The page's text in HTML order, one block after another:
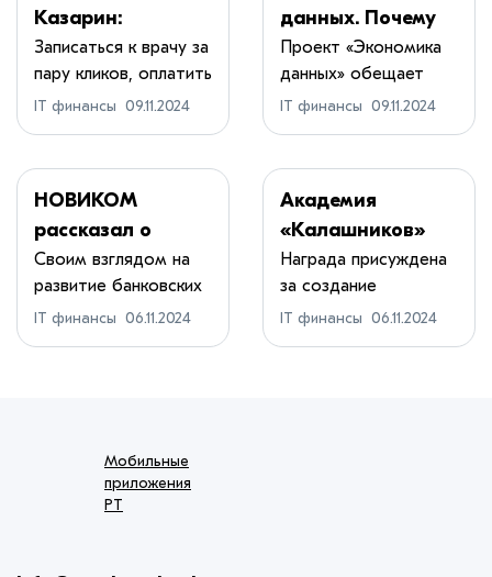
дополнительные
источники
Казарин:
«Петербург
должен
оставаться
цифровым
лидером»
Записаться к врачу за
пару кликов, оплатить
проез...
IT финансы 09.11.2024
данных. Почему
цифры
становятся
главной валютой
России
Проект «Экономика
данных» обещает
упростить жизнь...
IT финансы 09.11.2024
НОВИКОМ
рассказал о
стратегиях
работы с малым и
средним
бизнесом
Своим взглядом на
развитие банковских
услуг для МС...
IT финансы 06.11.2024
Академия
«Калашников»
удостоена
государственной
премии
Удмуртской
Награда присуждена
за создание
юношеского
IT финансы 06.11.2024
Мобильные
приложения
РТ